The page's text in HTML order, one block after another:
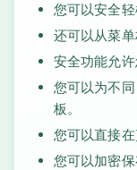
您可以安全轻
还可以从菜单
安全功能允
您可以为不
板。
您可以直接
您可以加密保